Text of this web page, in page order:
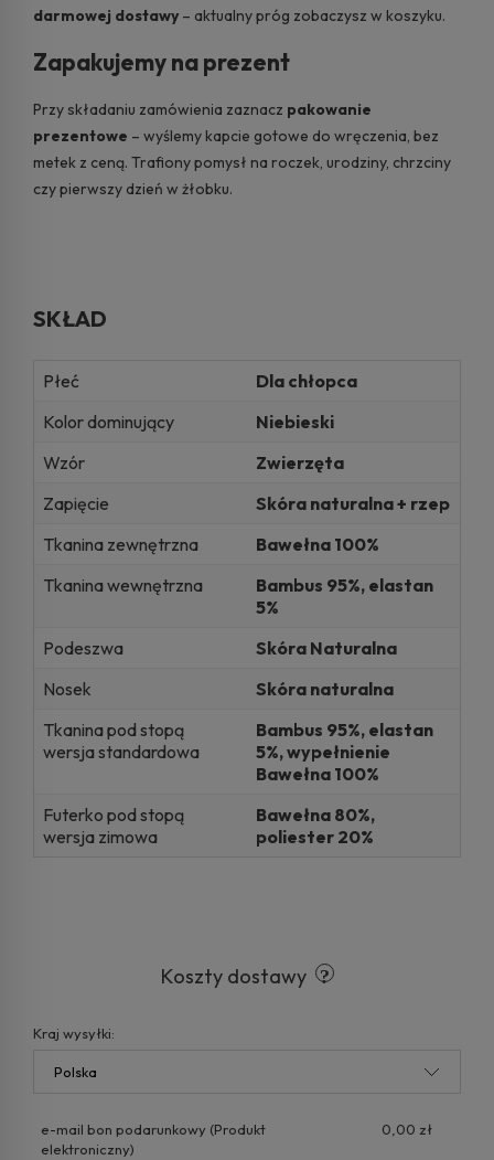
darmowej dostawy – aktualny próg zobaczysz w koszyku.
Zapakujemy na prezent
Przy składaniu zamówienia zaznacz pakowanie
prezentowe – wyślemy kapcie gotowe do wręczenia, bez
metek z ceną. Trafiony pomysł na roczek, urodziny, chrzciny
czy pierwszy dzień w żłobku.
SKŁAD
Płeć
Dla chłopca
Kolor dominujący
Niebieski
Wzór
Zwierzęta
Zapięcie
Skóra naturalna + rzep
Tkanina zewnętrzna
Bawełna 100%
Tkanina wewnętrzna
Bambus 95%, elastan
5%
Podeszwa
Skóra Naturalna
Nosek
Skóra naturalna
Tkanina pod stopą
wersja standardowa
Bambus 95%, elastan
5%, wypełnienie
Bawełna 100%
Futerko pod stopą
wersja zimowa
Bawełna 80%,
poliester 20%
Koszty dostawy
Kraj wysyłki:
e-mail bon podarunkowy (Produkt
elektroniczny)
0,00 zł